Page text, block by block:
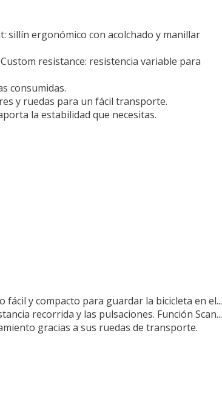
sillín ergonómico con acolchado y manillar
resistance: resistencia variable para
consumidas.
y ruedas para un fácil transporte.
la estabilidad que necesitas.
fácil y compacto para guardar la bicicleta en el...
recorrida y las pulsaciones. Función Scan...
gracias a sus ruedas de transporte.